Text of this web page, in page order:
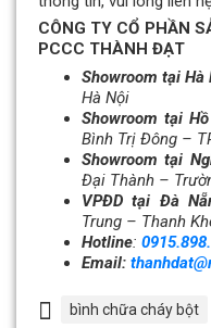
CÔNG TY CỔ PHẦN
PCCC THÀNH ĐẠT
Showroom tại Hà
Hà Nội
Showroom tại
Bình Trị Đông –
Showroom tại
Đại Thành –
VPĐD tại Đà
Trung – Thanh
Hotline:
Email:
bình chữa cháy bột